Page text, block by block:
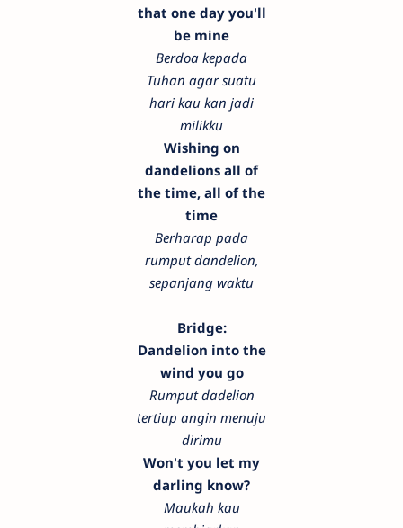
that one day you'll
be mine
Berdoa kepada
Tuhan agar suatu
hari kau kan jadi
milikku
Wishing on
dandelions all of
the time, all of the
time
Berharap pada
rumput dandelion,
sepanjang waktu
Bridge:
Dandelion into the
wind you go
Rumput dadelion
tertiup angin menuju
dirimu
Won't you let my
darling know?
Maukah kau